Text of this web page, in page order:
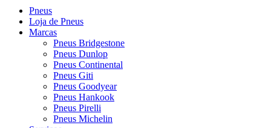
Pneus
Loja de Pneus
Marcas
Pneus Bridgestone
Pneus Dunlop
Pneus Continental
Pneus Giti
Pneus Goodyear
Pneus Hankook
Pneus Pirelli
Pneus Michelin